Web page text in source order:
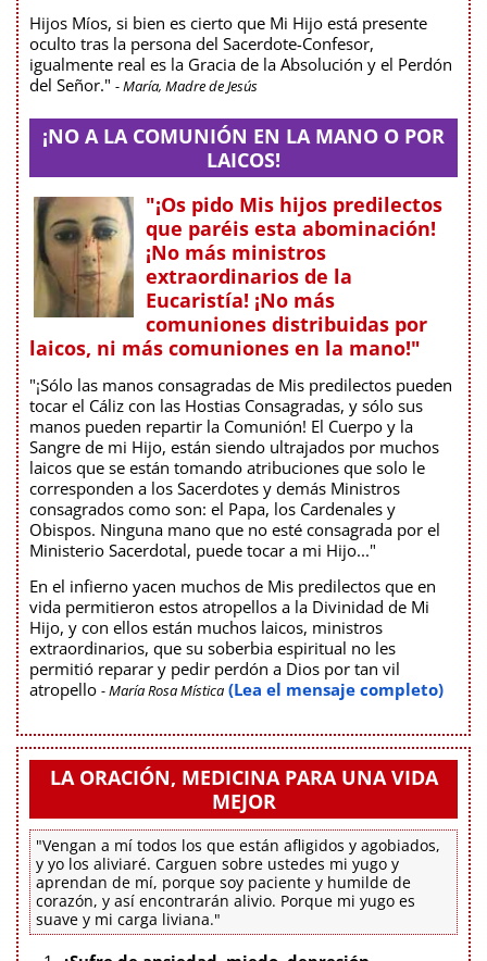
Hijos Míos, si bien es cierto que Mi Hijo está presente
oculto tras la persona del Sacerdote-Confesor,
igualmente real es la Gracia de la Absolución y el Perdón
del Señor." - María, Madre de Jesús
¡NO A LA COMUNIÓN EN LA MANO O POR
LAICOS!
"¡Os pido Mis hijos predilectos
que paréis esta abominación!
¡No más ministros
extraordinarios de la
Eucaristía! ¡No más
comuniones distribuidas por
laicos, ni más comuniones en la mano!"
"¡Sólo las manos consagradas de Mis predilectos pueden
tocar el Cáliz con las Hostias Consagradas, y sólo sus
manos pueden repartir la Comunión! El Cuerpo y la
Sangre de mi Hijo, están siendo ultrajados por muchos
laicos que se están tomando atribuciones que solo le
corresponden a los Sacerdotes y demás Ministros
consagrados como son: el Papa, los Cardenales y
Obispos. Ninguna mano que no esté consagrada por el
Ministerio Sacerdotal, puede tocar a mi Hijo..."
En el infierno yacen muchos de Mis predilectos que en
vida permitieron estos atropellos a la Divinidad de Mi
Hijo, y con ellos están muchos laicos, ministros
extraordinarios, que su soberbia espiritual no les
permitió reparar y pedir perdón a Dios por tan vil
atropello - María Rosa Mística (Lea el mensaje completo)
LA ORACIÓN, MEDICINA PARA UNA VIDA
MEJOR
"Vengan a mí todos los que están afligidos y agobiados,
y yo los aliviaré. Carguen sobre ustedes mi yugo y
aprendan de mí, porque soy paciente y humilde de
corazón, y así encontrarán alivio. Porque mi yugo es
suave y mi carga liviana."